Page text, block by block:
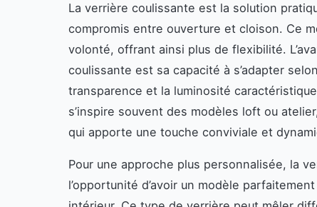
La verrière coulissante est la solution
compromis entre ouverture et cloison. Ce
volonté, offrant ainsi plus de flexibilité.
coulissante est sa capacité à s’adapter
transparence et la luminosité
s’inspire souvent des modèles loft ou
qui apporte une touche conviviale et
Pour une approche plus personnalisée, la
l’opportunité d’avoir un modèle